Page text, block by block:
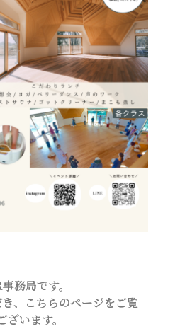
務局です。
、こちらのページをご覧
います。